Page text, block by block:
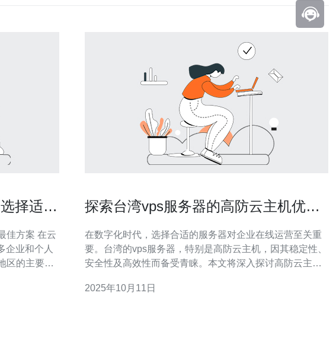
择适合
案 在云
企业和个人
区的主要选
佳方案。
探索台湾vps服务器的高防云主机优势
在数字化时代，选择合适的服务器对企业在线运营至关重
要。台湾的vps服务器，特别是高防云主机，因其稳定性、
安全性及高效性而备受青睐。本文将深入探讨高防云主机
中做出明智的决策。 台湾vps服务器的优势是什么？ 台湾
2025年10月11日